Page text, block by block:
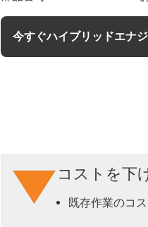
今すぐハイブリッドエナ
コストを下
既存作業のコ